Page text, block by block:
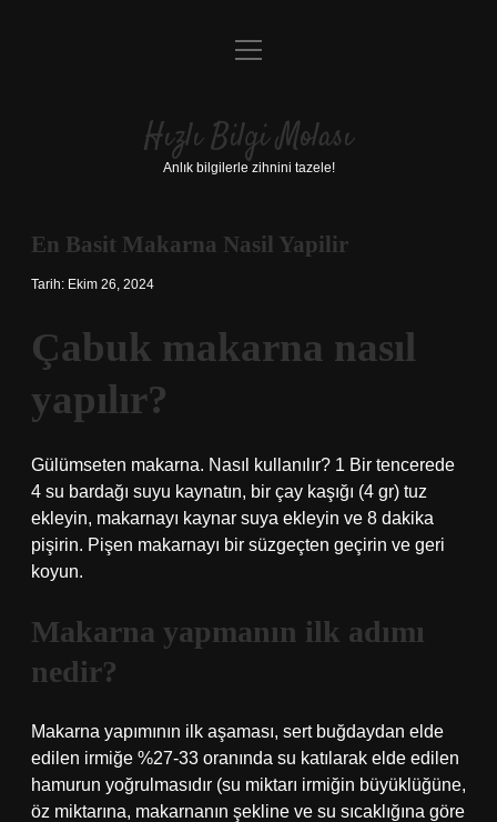
Anasayfa
Yasal Uyarı
menüyü
Hızlı Bilgi Molası
Anlık bilgilerle zihnini tazele!
En Basit Makarna Nasil Yapilir
Tarih: Ekim 26, 2024
Çabuk makarna nasıl
yapılır?
Gülümseten makarna. Nasıl kullanılır? 1 Bir tencerede
4 su bardağı suyu kaynatın, bir çay kaşığı (4 gr) tuz
ekleyin, makarnayı kaynar suya ekleyin ve 8 dakika
pişirin. Pişen makarnayı bir süzgeçten geçirin ve geri
koyun.
Makarna yapmanın ilk adımı
nedir?
Makarna yapımının ilk aşaması, sert buğdaydan elde
edilen irmiğe %27-33 oranında su katılarak elde edilen
hamurun yoğrulmasıdır (su miktarı irmiğin büyüklüğüne,
öz miktarına, makarnanın şekline ve su sıcaklığına göre